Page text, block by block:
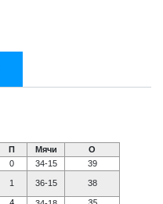
П Мячи
О
0 34-15 39
1 36-15 38